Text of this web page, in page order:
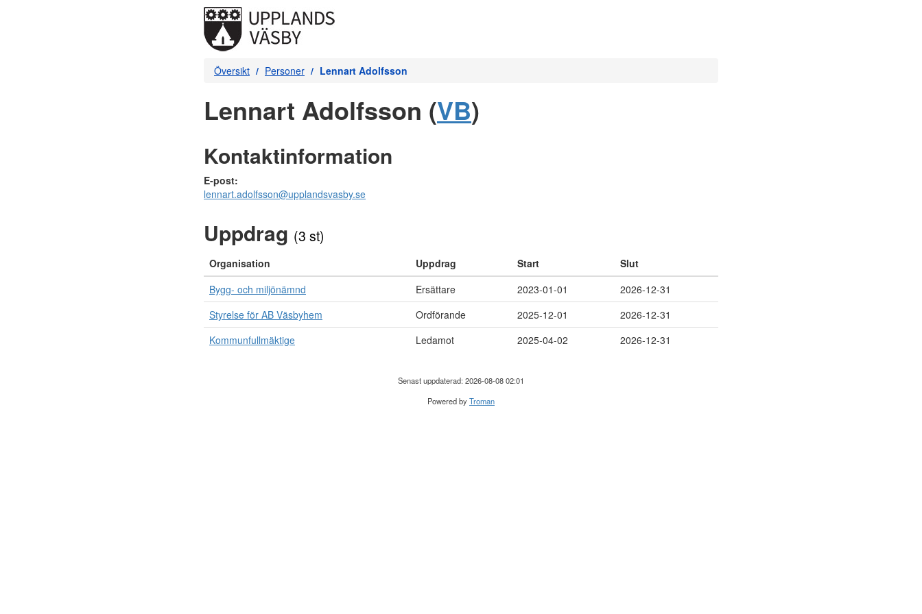
Översikt Personer Lennart Adolfsson
Lennart Adolfsson (VB)
Kontaktinformation
E-post:
lennart.adolfsson@upplandsvasby.se
Uppdrag (3 st)
Organisation Uppdrag Start
Slut
Bygg- och miljönämnd
Ersättare 2023-01-01
2026-12-31
Styrelse för AB Väsbyhem
Ordförande 2025-12-01
2026-12-31
Kommunfullmäktige
Ledamot 2025-04-02 2026-12-31
Senast uppdaterad: 2026-08-08 02:01
Powered byTroman